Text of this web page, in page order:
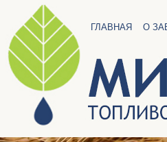
ГЛАВНАЯ О